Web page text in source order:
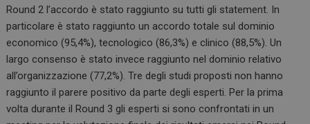
Round 2 l’accordo è stato raggiunto su tutti gli statement. In
particolare è stato raggiunto un accordo totale sul dominio
economico (95,4%), tecnologico (86,3%) e clinico (88,5%). Un
largo consenso è stato invece raggiunto nel dominio relativo
all’organizzazione (77,2%). Tre degli studi proposti non hanno
raggiunto il parere positivo da parte degli esperti. Per la prima
volta durante il Round 3 gli esperti si sono confrontati in un